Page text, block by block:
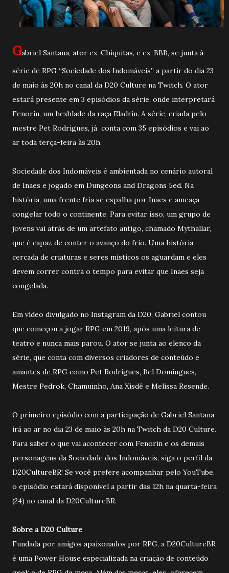
Gabriel Santana, ator ex-Chiquitas, e ex-BBB, se junta à
série de RPG “Sociedade dos Indomáveis” a partir do dia 23
de maio às 20h no canal da D20 Culture na Twitch. O ator
estará presente em 3 episódios da série, onde interpretará
Fenorin, um hexblade da raça Eladrin. A série, criada pelo
mestre Pet Rodrigues, já conta com 35 episódios e vai ao
ar toda terça-feira às 20h.
Sociedade dos Indomáveis é ambientada no cenário autoral
de Inaes e jogado em Dungeons and Dragons 5ed. Na
história, uma frente fria se espalha por Inaes e ameaça
congelar todo o continente. Para evitar isso, um grupo de
jovens vai atrás de um artefato antigo, chamado Mythallar,
que é capaz de conter o avanço do frio. Uma história
cercada de criaturas e seres místicos os aguardam e eles
devem correr contra o tempo para evitar que Inaes seja
congelada.
Em vídeo divulgado no Instagram da D20, Gabriel contou
que começou a jogar RPG em 2019, após uma leitura de
teatro e nunca mais parou. O ator se junta ao elenco da
série, que conta com diversos criadores de conteúdo e
amantes de RPG como Pet Rodrigues, Bel Domingues,
Mestre Pedrok, Chamuinho, Ana Xisdê e Melissa Resende.
O primeiro episódio com a participação de Gabriel Santana
irá ao ar no dia 23 de maio às 20h na Twitch da D20 Culture.
Para saber o que vai acontecer com Fenorin e os demais
personagens da Sociedade dos Indomáveis, siga o perfil da
D20CultureBR! Se você prefere acompanhar pelo YouTube,
o episódio estará disponível a partir das 12h na quarta-feira
(24) no canal da D20CultureBR.
Sobre a D20 Culture
Fundada por amigos apaixonados por RPG, a D20CultureBR
é uma Power House especializada na criação de conteúdo